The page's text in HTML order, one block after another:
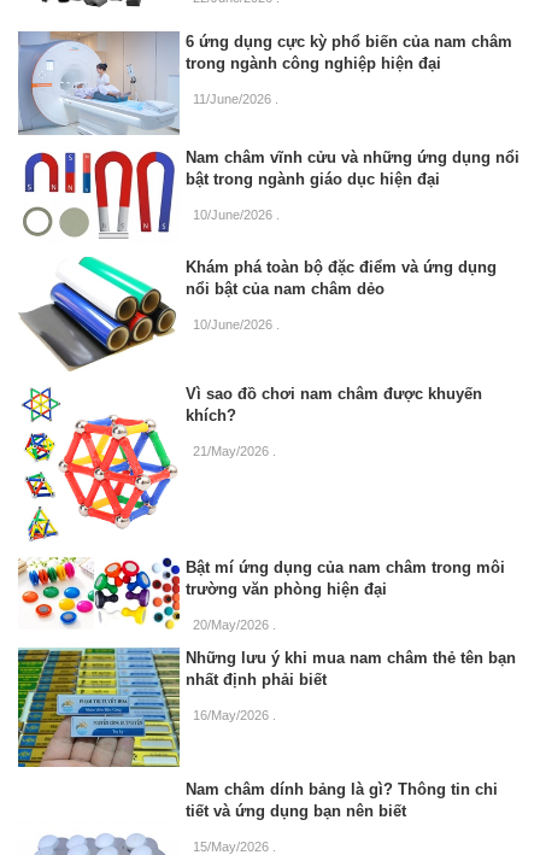
6 ứng dụng cực kỳ phổ biến của nam châm
trong ngành công nghiệp hiện đại
11/June/2026
Nam châm vĩnh cửu và những ứng dụng nổi
bật trong ngành giáo dục hiện đại
10/June/2026
Khám phá toàn bộ đặc điểm và ứng dụng
nổi bật của nam châm dẻo
10/June/2026 .
Vì sao đồ chơi nam châm được khuyến
khích?
21/May/2026
Bật mí ứng dụng của nam châm trong môi
trường văn phòng hiện đại
20/May/2026
Những lưu ý khi mua nam châm thẻ tên bạn
nhất định phải biết
16/May/2026
Nam châm dính bảng là gì? Thông tin chi
tiết và ứng dụng bạn nên biết
15/May/2026